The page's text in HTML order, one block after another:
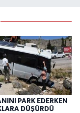
PARK EDERKEN
DÜŞÜRDÜ